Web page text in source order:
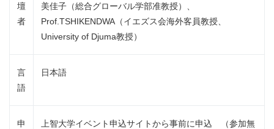
壇
者
美佳子（総合グローバル学部准教授）、
Prof.TSHIKENDWA（イエズス会海外客員教授、
University of Djuma教授）
言
語
日本語
申
上智大学イベント申込サイトから事前に申込 （参加無